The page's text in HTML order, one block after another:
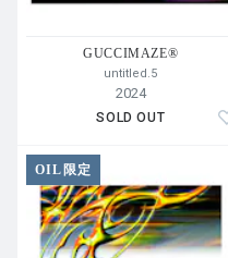
GUCCIMAZE®︎
untitled.5
2024
SOLD OUT
OIL限定